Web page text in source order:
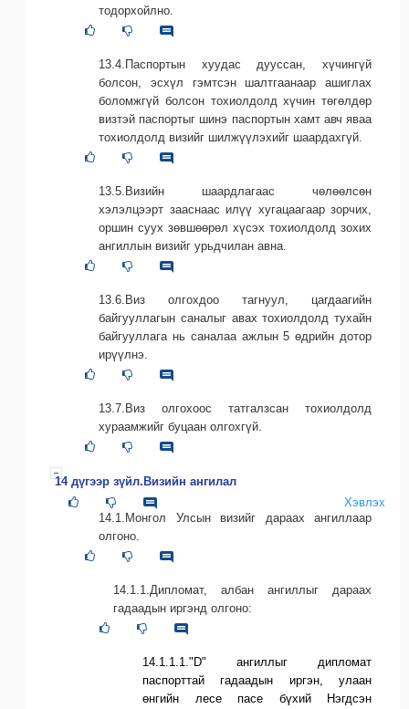
тодорхойлно.
13.4.Паспортын хуудас дууссан, хүчингүй
болсон, эсхүл гэмтсэн шалтгаанаар ашиглах
боломжгүй болсон тохиолдолд хүчин төгөлдөр
визтэй паспортыг шинэ паспортын хамт авч яваа
тохиолдолд визийг шилжүүлэхийг шаардахгүй.
13.5.Визийн шаардлагаас чөлөөлсөн
хэлэлцээрт зааснаас илүү хугацаагаар зорчих,
оршин суух зөвшөөрөл хүсэх тохиолдолд зохих
ангиллын визийг урьдчилан авна.
13.6.Виз олгохдоо тагнуул, цагдаагийн
байгууллагын саналыг авах тохиолдолд тухайн
байгууллага нь саналаа ажлын 5 өдрийн дотор
ирүүлнэ.
13.7.Виз олгохоос татгалзсан тохиолдолд
хураамжийг буцаан олгохгүй.
14 дүгээр зүйл.Визийн ангилал
Хэвлэх
14.1.Монгол Улсын визийг дараах ангиллаар
олгоно.
14.1.1.Дипломат, албан ангиллыг дараах
гадаадын иргэнд олгоно:
14.1.1.1."D" ангиллыг дипломат
паспорттай гадаадын иргэн, улаан
өнгийн лесе пасе бүхий Нэгдсэн